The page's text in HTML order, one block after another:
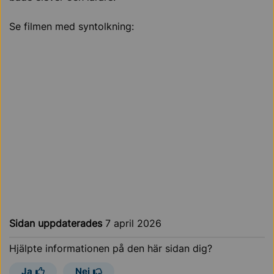
Se filmen med syntolkning:
Sidan uppdaterades 7 april 2026
Hjälpte informationen på den här sidan dig?
Ja Nej